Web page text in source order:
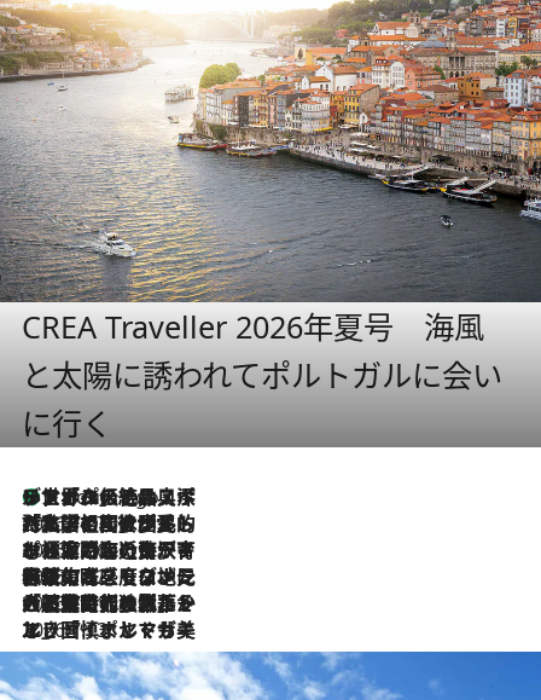
CREA Traveller 2026年夏号 海風
と太陽に誘われてポルトガルに会い
に行く
7 Hours Ago
リスボンの絶品スイーツ「パステル・デ・ナタ」とは？ポルトガル伝統の奥深い世界へ
2026.7.27
「私の祖国はポルトガル語です」国民的詩人フェルナンド・ペソアと、彼が愛した文学の街を歩く
2026.7.26
ポルトガル近海が育む極上の海の幸。キリリと冷えた白ワインと愉しむ、シーフード専門店の贅沢
2026.7.22
伝統の味をモダンに昇華。高感度な地元客が集う、リスボンの最旬ガストロノミー
2026.7.21
大航海時代の栄華から、震災、独裁、そして革命へ。ポルトガル・首都リスボンの石畳に刻まれた「歴史の光と影」
2026.7.13
エッセイ・ヤマザキマリ「慎ましくも美しき国 ポルトガル」